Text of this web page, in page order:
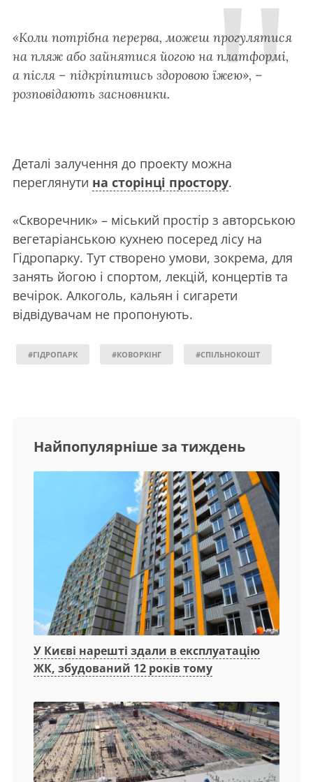
«Коли потрібна перерва, можеш прогулятися
на пляж або зайнятися йогою на платформі,
а після – підкріпитись здоровою їжею», –
розповідають засновники.
Деталі залучення до проекту можна
переглянути на сторінці простору.
«Скворечник» – міський простір з авторською
вегетаріанською кухнею посеред лісу на
Гідропарку. Тут створено умови, зокрема, для
занять йогою і спортом, лекцій, концертів та
вечірок. Алкоголь, кальян і сигарети
відвідувачам не пропонують.
#ГІДРОПАРК #КОВОРКІНГ #СПІЛЬНОКОШТ
Найпопулярніше за тиждень
У Києві нарешті здали в експлуатацію
ЖК, збудований 12 років тому